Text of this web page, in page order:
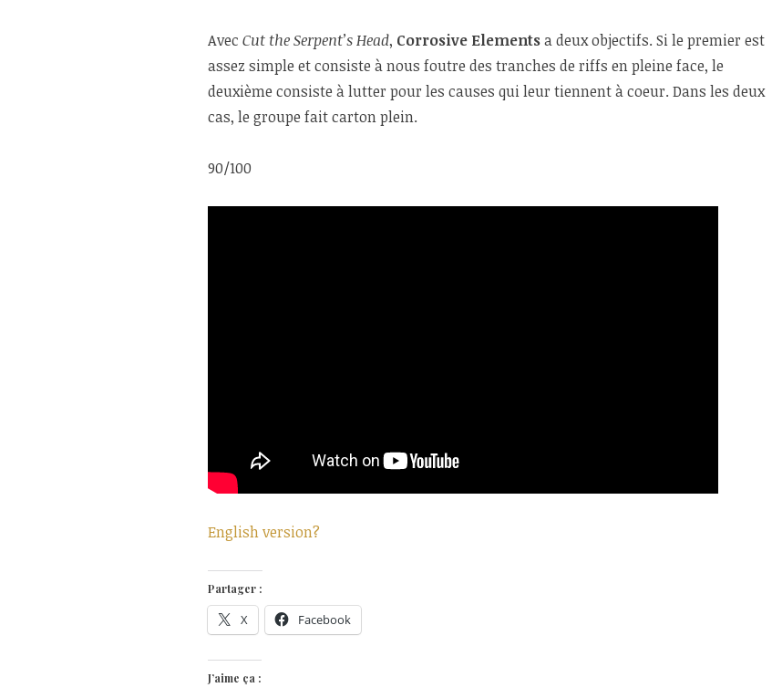
Avec Cut the Serpent’s Head, Corrosive Elementsa deux objectifs. Si le premier est
assez simple et consiste à nous foutre des tranches de riffs en pleine face, le
deuxième consiste à lutter pour les causes qui leur tiennent à coeur. Dans les deux
cas, le groupe fait carton plein.
90/100
English version?
Partager :
X Facebook
J’aime ça :